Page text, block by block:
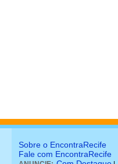
Sobre o EncontraRecife
Fale com EncontraRecife